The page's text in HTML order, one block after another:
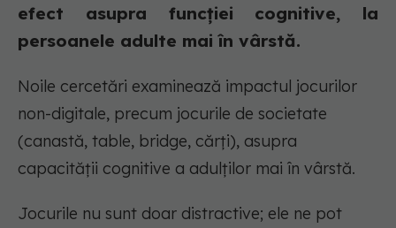
efect asupra funcției cognitive, la
persoanele adulte mai în vârstă.
Noile cercetări examinează impactul jocurilor
non-digitale, precum jocurile de societate
(canastă, table, bridge, cărți), asupra
capacității cognitive a adulților mai în vârstă.
Jocurile nu sunt doar distractive; ele ne pot